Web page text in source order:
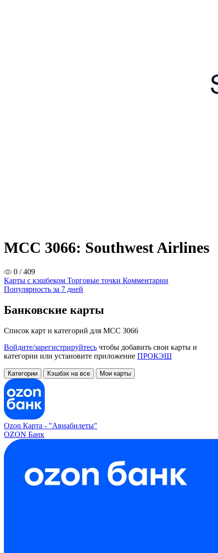
MCC 3066: Southwest Airlines
0 / 409
Карты с кэшбеком Торговые точки Комментарии
Популярность за 7 дней
Банковские карты
Список карт и категорий для MCC 3066
Войдите/зарегистрируйтесь чтобы добавить свои карты и
категории или установите приложение ПРОКЭШ
Категории Кэшбэк на все Мои карты
Ozon Карта - "Авиабилеты"
OZON Банк